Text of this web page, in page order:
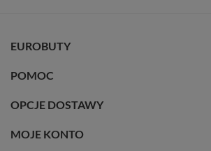
EUROBUTY
POMOC
OPCJE DOSTAWY
MOJE KONTO